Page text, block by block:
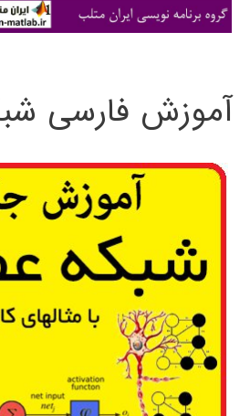
ی
آموزش فارسی